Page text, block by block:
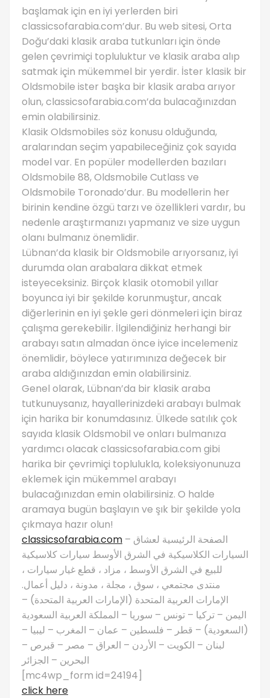
başlamak için en iyi yerlerden biri
classicsofarabia.com’dur. Bu web sitesi, Orta
Doğu’daki klasik araba tutkunları için önde
gelen çevrimiçi topluluktur ve klasik araba alıp
satmak için mükemmel bir yerdir. İster klasik bir
Oldsmobile ister başka bir klasik araba arıyor
olun, classicsofarabia.com’da bulacağınızdan
emin olabilirsiniz.
Klasik Oldsmobiles söz konusu olduğunda,
aralarından seçim yapabileceğiniz çok sayıda
model var. En popüler modellerden bazıları
Oldsmobile 88, Oldsmobile Cutlass ve
Oldsmobile Toronado’dur. Bu modellerin her
birinin kendine özgü tarzı ve özellikleri vardır, bu
nedenle araştırmanızı yapmanız ve size uygun
olanı bulmanız önemlidir.
Lübnan’da klasik bir Oldsmobile arıyorsanız, iyi
durumda olan arabalara dikkat etmek
isteyeceksiniz. Birçok klasik otomobil yıllar
boyunca iyi bir şekilde korunmuştur, ancak
diğerlerinin en iyi şekle geri dönmeleri için biraz
çalışma gerekebilir. İlgilendiğiniz herhangi bir
arabayı satın almadan önce iyice incelemeniz
önemlidir, böylece yatırımınıza değecek bir
araba aldığınızdan emin olabilirsiniz.
Genel olarak, Lübnan’da bir klasik araba
tutkunuysanız, hayallerinizdeki arabayı bulmak
için harika bir konumdasınız. Ülkede satılık çok
sayıda klasik Oldsmobil ve onları bulmanıza
yardımcı olacak classicsofarabia.com gibi
harika bir çevrimiçi toplulukla, koleksiyonunuza
eklemek için mükemmel arabayı
bulacağınızdan emin olabilirsiniz. O halde
aramaya bugün başlayın ve şık bir şekilde yola
çıkmaya hazır olun!
classicsofarabia.com – الصفحة الرئيسية لعشاق
السيارات الكلاسيكية في الشرق الأوسط سيارات كلاسيكية
للبيع في الشرق الأوسط ، مزاد ، قطع غيار سيارات ،
منتدى مجتمعي ، سوق ، مجلة ، مدونة ، دليل أعمال.
الإمارات العربية المتحدة (الإمارات العربية المتحدة) –
اليمن – تركيا – تونس – سوريا – المملكة العربية السعودية
(السعودية) – قطر – فلسطين – عمان – المغرب – ليبيا –
لبنان – الكويت – الأردن – العراق – مصر – قبرص –
البحرين – الجزائر
[mc4wp_form id=24194]
click here